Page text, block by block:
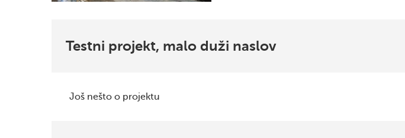
Testni projekt, malo duži naslov
Još nešto o projektu